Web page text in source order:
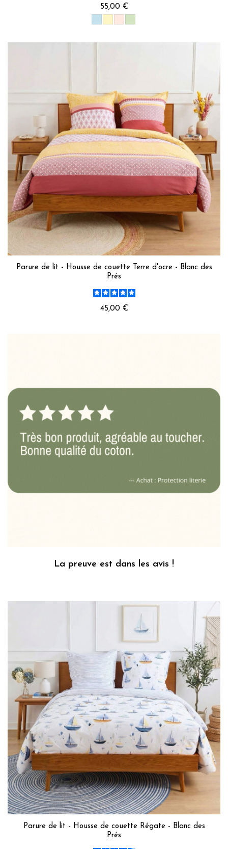
55,00 €
Parure de lit - Housse de couette Terre d'ocre - Blanc des
Prés
45,00 €
La preuve est dans les avis !
Parure de lit - Housse de couette Régate - Blanc des
Prés